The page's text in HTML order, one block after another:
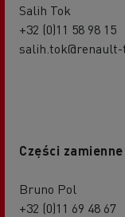
Salih Tok
+32 (0)11 58 98 15
Części zamienne
Bruno Pol
+32 (0)11 69 48 67